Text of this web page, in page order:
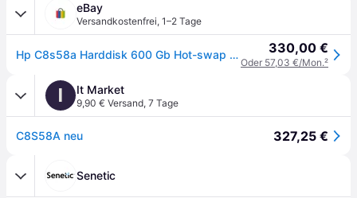
eBay
Versandkostenfrei, 1–2 Tage
Hp C8s58a Harddisk 600 Gb Hot-swap 2 5 600gb 6g Sas 10k Sff, 2.5, Gb, 10000 E 330,00 €
Oder 57,03 €/Mon.²
I It Market
9,90 € Versand, 7 Tage
C8S58A neu 327,25 €
Senetic